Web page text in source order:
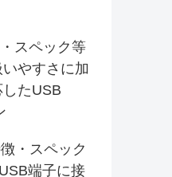
スペック等
やすさに加
たUSB
・スペック
端子に接